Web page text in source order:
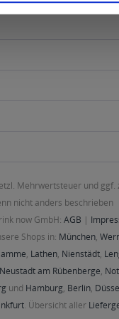
Mehrwertsteuer und ggf.
nicht anders beschrieben
now GmbH: AGB |
Shops in: München,
, Lathen, Nienstädt,
Neustadt am Rübenberge,
und Hamburg, Berlin,
. Übersicht aller